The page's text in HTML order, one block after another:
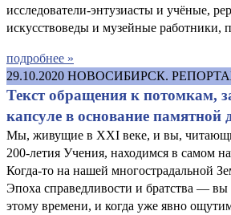
исследователи-энтузиасты и учёные,
искусствоведы и музейные работники,
подробнее »
29.10.2020 НОВОСИБИРСК.
Текст обращения к потомкам,
капсуле в основание памятной
Мы, живущие в XXI веке, и вы,
200-летия Учения, находимся в самом
Когда-то на нашей многострадальной
Эпоха справедливости и братства — вы
этому времени, и когда уже явно